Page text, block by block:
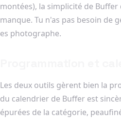
montées), la simplicité de
manque. Tu n'as pas besoin de
es photographe.
Les deux outils gèrent bien la
du calendrier de Buffer est
épurées de la catégorie,